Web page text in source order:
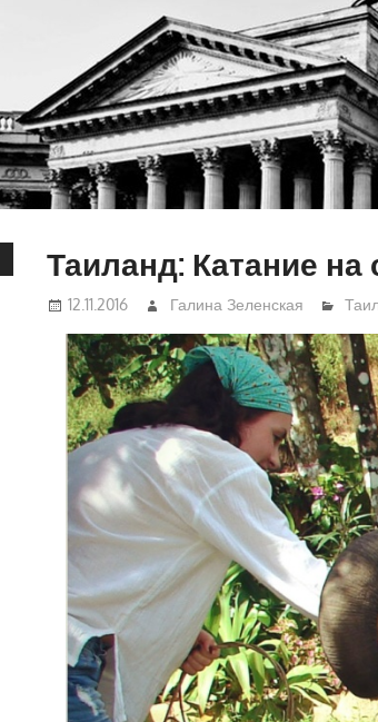
Таиланд: Катание на
12.11.2016 Галина Зеленская